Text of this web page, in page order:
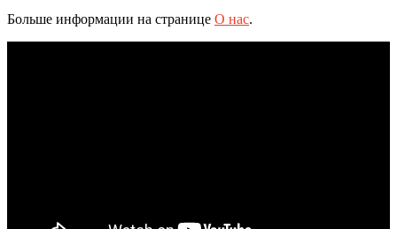
Больше информации на странице О нас.